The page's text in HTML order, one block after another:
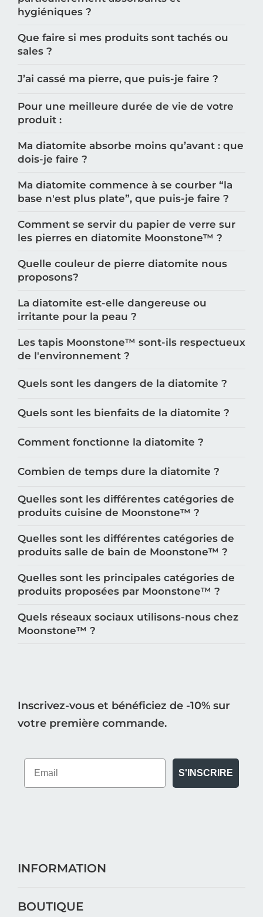
hygiéniques ?
Que faire si mes produits sont tachés ou
sales ?
J’ai cassé ma pierre, que puis-je faire ?
Pour une meilleure durée de vie de votre
produit :
Ma diatomite absorbe moins qu’avant : que
dois-je faire ?
Ma diatomite commence à se courber “la
base n'est plus plate”, que puis-je faire ?
Comment se servir du papier de verre sur
les pierres en diatomite Moonstone™️ ?
Quelle couleur de pierre diatomite nous
proposons?
La diatomite est-elle dangereuse ou
irritante pour la peau ?
Les tapis Moonstone™️ sont-ils respectueux
de l'environnement ?
Quels sont les dangers de la diatomite ?
Quels sont les bienfaits de la diatomite ?
Comment fonctionne la diatomite ?
Combien de temps dure la diatomite ?
Quelles sont les différentes catégories de
produits cuisine de Moonstone™️ ?
Quelles sont les différentes catégories de
produits salle de bain de Moonstone™️ ?
Quelles sont les principales catégories de
produits proposées par Moonstone™️ ?
Quels réseaux sociaux utilisons-nous chez
Moonstone™️ ?
Inscrivez-vous et bénéficiez de -10% sur
votre première commande.
S'INSCRIRE
INFORMATION
BOUTIQUE